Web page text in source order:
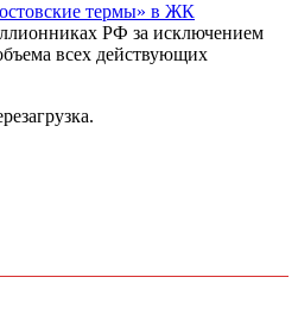
термы» в ЖК
РФ за исключением
всех действующих